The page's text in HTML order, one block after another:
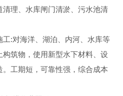
理、水库闸门清淤、污水池清
:对海洋、湖泊、内河、水库等
筑物，使用新型水下材料、设
工期短，可靠性强，综合成本